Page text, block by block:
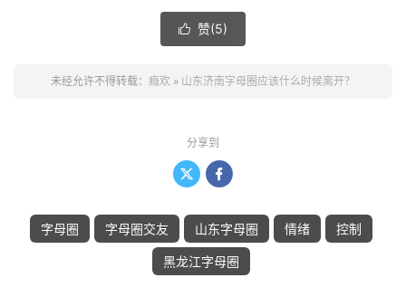
 赞(5)
未经允许不得转载： 瘾欢 » 山东济南字母圈应该什么时候离开？
分享到
 
字母圈 字母圈交友 山东字母圈 情绪 控制
黑龙江字母圈